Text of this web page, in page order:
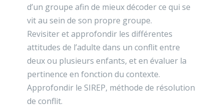
d’un groupe afin de mieux décoder ce qui se
vit au sein de son propre groupe.
Revisiter et approfondir les différentes
attitudes de l’adulte dans un conflit entre
deux ou plusieurs enfants, et en évaluer la
pertinence en fonction du contexte.
Approfondir le SIREP, méthode de résolution
de conflit.